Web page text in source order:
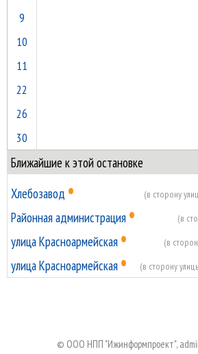
9
10
11
22
26
30
Ближайшие к этой остановке
Хлебозавод • (в сторону
Районная администрация • (в
улица Красноармейская • (в
улица Красноармейская • (в сторону
© ООО НПП "Ижинформпроект",